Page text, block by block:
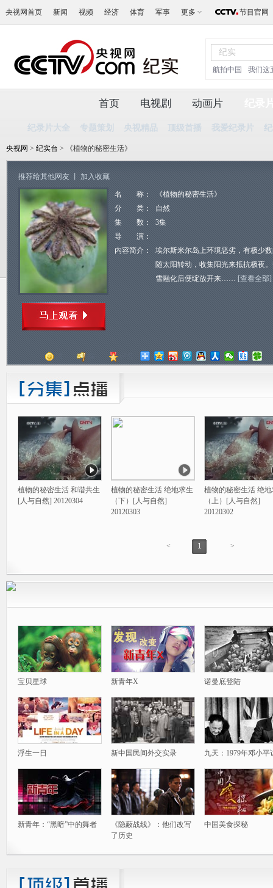
央视网首页 新闻 视频 经济 体育 军事 更多 节目官网
航拍中国 我们这
首页 电视剧 动画片
纪录片大全 专题策划 央视精品 顶级首播 我爱纪录片
央视网 > 纪实台 > 《植物的秘密生活》
推荐给其他网友 加入收藏
名 称：
《植物的秘密生活》
分 类：
自然
集 数：
3集
导 演：
内容简介：
埃尔斯米尔岛上环境恶劣，有极少
随太阳转动，收集阳光来抵抗极夜
雪融化后便绽放开来…… [查看全部]
植物的秘密生活 和谐共生
[人与自然] 20120304
植物的秘密生活 绝地求生
（下）[人与自然]
20120303
植物的秘密生活 绝
（上）[人与自然]
20120302
< 1 >
宝贝星球 新青年X 诺曼底登陆
浮生一日 新中国民间外交实录 九天：1979年邓小平
新青年：“黑暗”中的舞者
《隐蔽战线》：他们改写
了历史
中国美食探秘